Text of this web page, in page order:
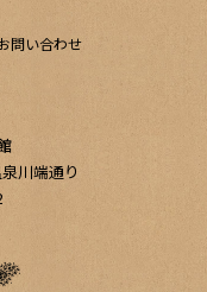
問い合わせ
川端通り